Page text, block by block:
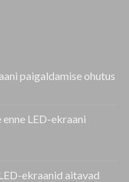
paigaldamise ohutus
LED-ekraani
ekraanid aitavad